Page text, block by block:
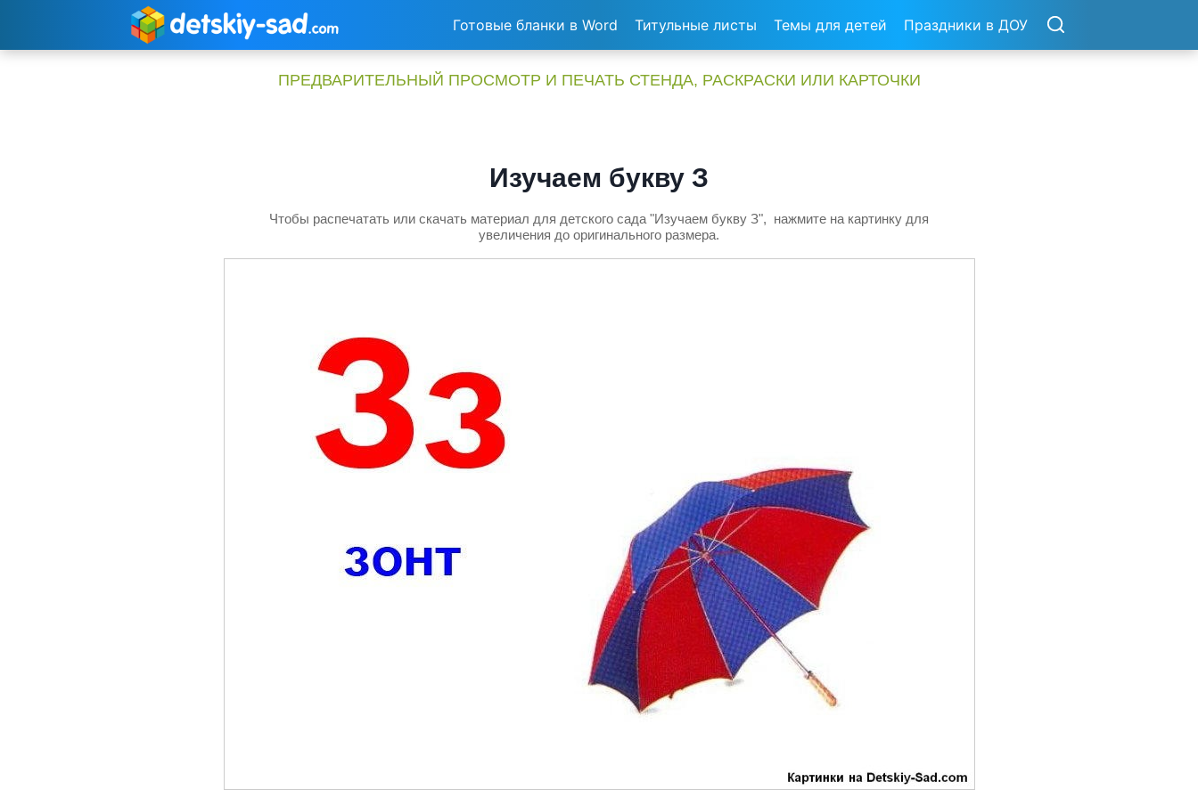
Готовые бланки в Word Титульные листы Темы для детей Праздники в ДОУ
ПРЕДВАРИТЕЛЬНЫЙ ПРОСМОТР И ПЕЧАТЬ СТЕНДА, РАСКРАСКИ ИЛИ КАРТОЧКИ
Изучаем букву З
Чтобы распечатать или скачать материал для детского сада "Изучаем букву З", нажмите на картинку для
увеличения до оригинального размера.